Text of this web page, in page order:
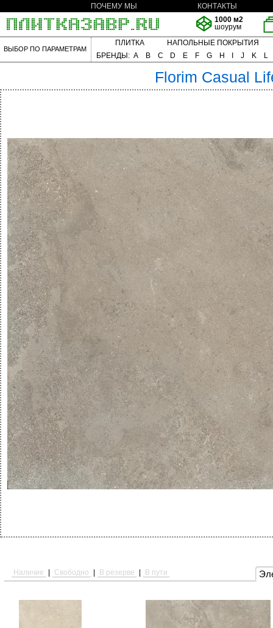
ПОЧЕМУ МЫ
КОНТАКТЫ
1000 м2
шоурум
ВЫБОР ПО ПАРАМЕТРАМ
ПЛИТКА
НАПОЛЬНЫЕ ПОКРЫТИЯ
БРЕНДЫ: A B C D E F G H J K L
Florim Casual
Наличие Свободно В резерве В пути